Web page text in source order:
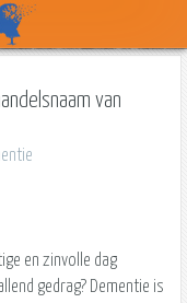
van
en zinvolle dag
gedrag? Dementie is